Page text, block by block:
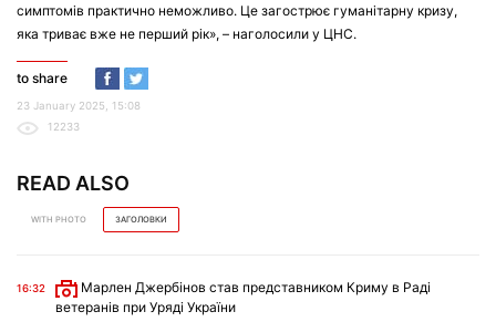
симптомів практично неможливо. Це загострює гуманітарну кризу,
яка триває вже не перший рік», – наголосили у ЦНС.
to share
23 January 2025, 15:08
12233
READ ALSO
WITH PHOTO ЗАГОЛОВКИ
16:32
Марлен Джербінов став представником Криму в Раді
ветеранів при Уряді України